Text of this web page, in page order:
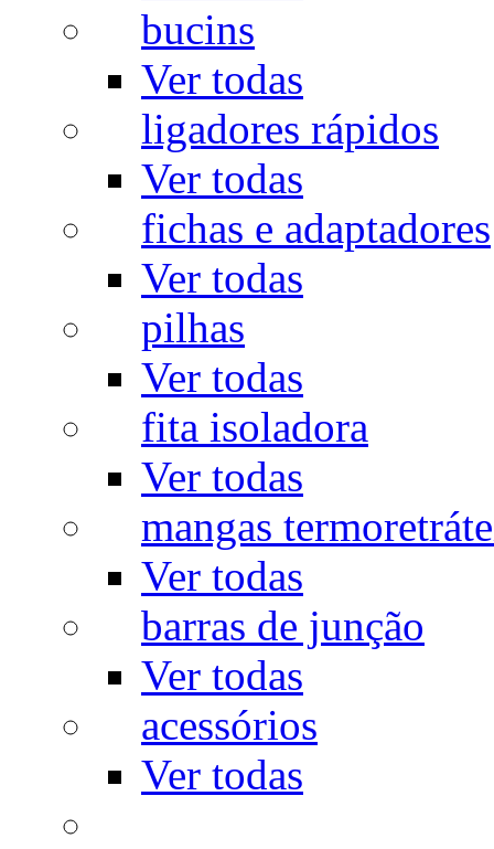
bucins
Ver todas
ligadores rápidos
Ver todas
fichas e adaptadores
Ver todas
pilhas
Ver todas
fita isoladora
Ver todas
mangas
Ver todas
barras de junção
Ver todas
acessórios
Ver todas